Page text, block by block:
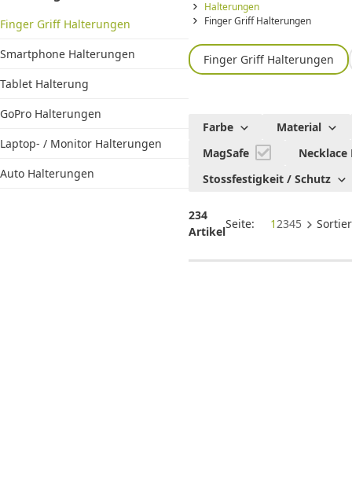
Finger Griff Halterungen
Smartphone Halterungen
Tablet Halterung
GoPro Halterungen
Laptop- / Monitor Halterungen
Auto Halterungen
Halterungen
Finger Griff Halterungen
Finger Griff Halterungen
Finger Griff
Halterungen
Farbe
Material
MagSafe
Stossfestigkeit / Schutz
234
Artikel
Seite: 12345